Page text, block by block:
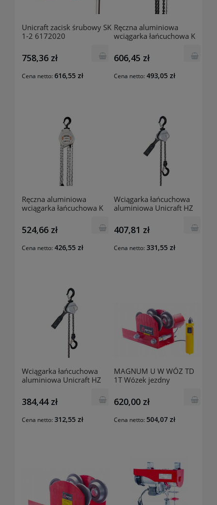
Unicraft zacisk śrubowy SK
1-2 6172020
758,36 zł
Cena netto: 616,55 zł
Ręczna aluminiowa
wciągarka łańcuchowa K
606,45 zł
Cena netto: 493,05 zł
Ręczna aluminiowa
wciągarka łańcuchowa K
524,66 zł
Cena netto: 426,55 zł
Wciągarka łańcuchowa
aluminiowa Unicraft HZ
407,81 zł
Cena netto: 331,55 zł
Wciągarka łańcuchowa
aluminiowa Unicraft HZ
384,44 zł
Cena netto: 312,55 zł
MAGNUM U W WÓZ TD
1T Wózek jezdny
620,00 zł
Cena netto: 504,07 zł